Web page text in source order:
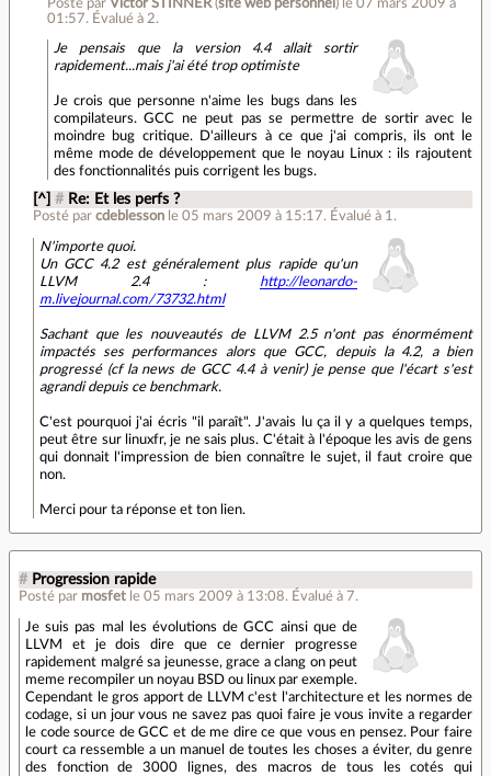
Posté par Victor STINNER(site web personnel ) le 07 mars 2009 à
01:57. Évalué à 2.
Je pensais que la version 4.4 allait sortir
rapidement...mais j'ai été trop optimiste
Je crois que personne n'aime les bugs dans les
compilateurs. GCC ne peut pas se permettre de sortir avec le
moindre bug critique. D'ailleurs à ce que j'ai compris, ils ont le
même mode de développement que le noyau Linux : ils rajoutent
des fonctionnalités puis corrigent les bugs.
[^] # Re: Et les perfs ?
Posté par cdeblesson le 05 mars 2009 à 15:17. Évalué à 1 .
N'importe quoi.
Un GCC 4.2 est généralement plus rapide qu'un
LLVM 2.4 : http://leonardo-
m.livejournal.com/73732.html
Sachant que les nouveautés de LLVM 2.5 n'ont pas énormément
impactés ses performances alors que GCC, depuis la 4.2, a bien
progressé (cf la news de GCC 4.4 à venir) je pense que l'écart s'est
agrandi depuis ce benchmark.
C'est pourquoi j'ai écris "il paraît". J'avais lu ça il y a quelques temps,
peut être sur linuxfr, je ne sais plus. C'était à l'époque les avis de gens
qui donnait l'impression de bien connaître le sujet, il faut croire que
non.
Merci pour ta réponse et ton lien.
# Progression rapide
Posté par mosfet le 05 mars 2009 à 13:08. Évalué à 7.
Je suis pas mal les évolutions de GCC ainsi que de
LLVM et je dois dire que ce dernier progresse
rapidement malgré sa jeunesse, grace a clang on peut
meme recompiler un noyau BSD ou linux par exemple.
Cependant le gros apport de LLVM c'est l'architecture et les normes de
codage, si un jour vous ne savez pas quoi faire je vous invite a regarder
le code source de GCC et de me dire ce que vous en pensez. Pour faire
court ca ressemble a un manuel de toutes les choses a éviter, du genre
des fonction de 3000 lignes, des macros de tous les cotés qui